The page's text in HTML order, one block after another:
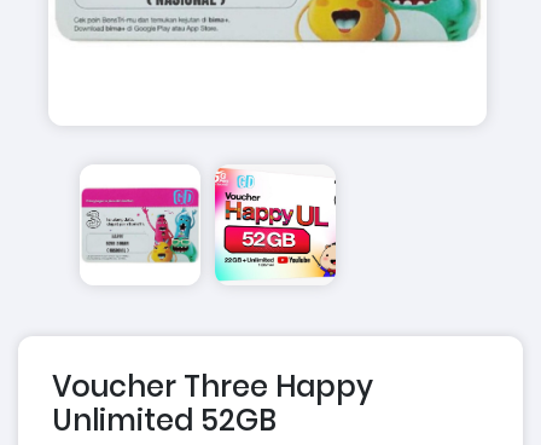
Voucher Three Happy
Unlimited 52GB